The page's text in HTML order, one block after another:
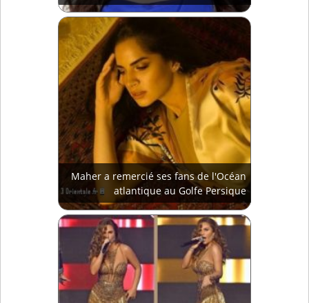
Maher a remercié ses fans de l'Océan
atlantique au Golfe Persique